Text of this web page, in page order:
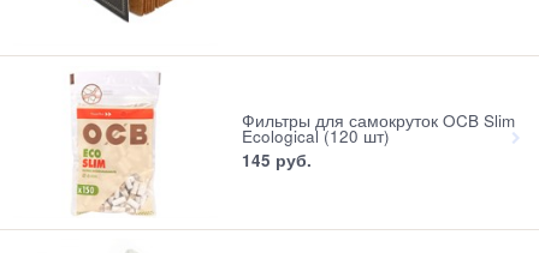
Фильтры для самокруток OCB Slim
Ecological (120 шт)
145 руб.